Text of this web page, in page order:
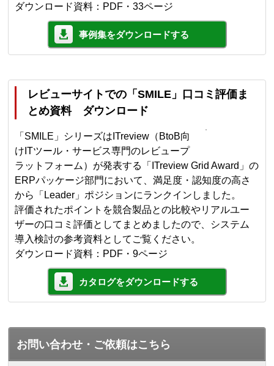
ダウンロード資料：PDF・33ページ
事例集をダウンロードする
レビューサイトでの「SMILE」口コミ評価ま
とめ資料 ダウンロード
「SMILE」シリーズはITreview（BtoB向
けITツール・サービス専門のレビュープ
ラットフォーム）が発表する「ITreview Grid Award」の
ERPパッケージ部門において、満足度・認知度の高さ
から「Leader」ポジションにランクインしました。
評価されたポイントを競合製品との比較やリアルユー
ザーの口コミ評価としてまとめましたので、システム
導入検討の参考資料としてご覧ください。
ダウンロード資料：PDF・9ページ
カタログをダウンロードする
お問い合わせ・ご依頼はこちら